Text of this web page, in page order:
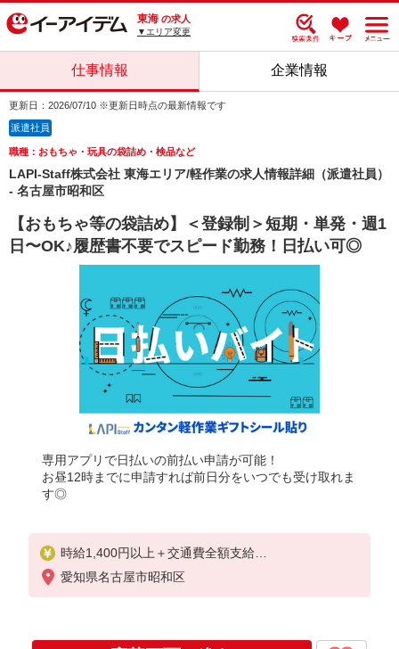
東海 の求人
▼エリア変更
仕事情報 企業情報
更新日：2026/07/10 ※更新日時点の最新情報です
派遣社員
職種：おもちゃ・玩具の袋詰め・検品など
LAPI-Staff株式会社 東海エリア/軽作業の求人情報詳細（派遣社員）
- 名古屋市昭和区
【おもちゃ等の袋詰め】＜登録制＞短期・単発・週1
日〜OK♪履歴書不要でスピード勤務！日払い可◎
専用アプリで日払いの前払い申請が可能！
お昼12時までに申請すれば前日分をいつでも受け取れま
す◎
時給1,400円以上＋交通費全額支給
※夜勤は時給1,750円以上（深夜手当含む）
時給1,400円×8h×22日勤務
愛知県名古屋市昭和区